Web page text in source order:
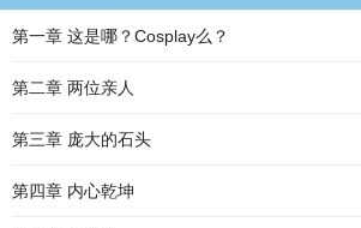
第一章 这是哪？Cosplay么？
第二章 两位亲人
第三章 庞大的石头
第四章 内心乾坤